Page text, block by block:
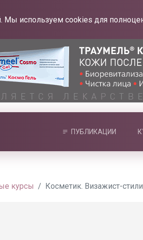
Мы используем cookies для
ПУБЛИКАЦИИ
курсы Косметик. Визажист-